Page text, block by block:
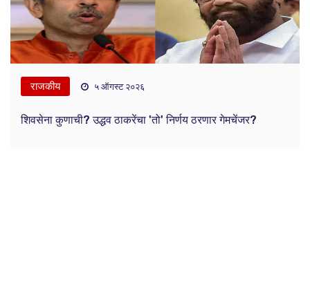
राजकीय ५ ऑगस्ट २०२६
शिवसेना कुणाची? उद्धव ठाकरेंचा 'तो' निर्णय ठरणार गेमचेंजर?